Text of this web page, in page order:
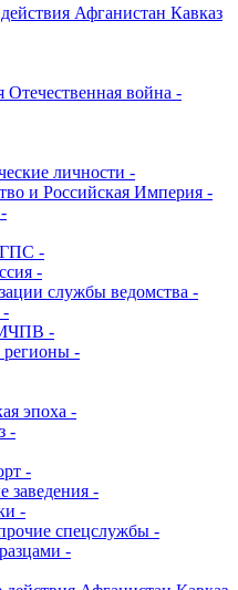
Афганистан Кавказ
Отечественная война -
личности -
и Российская Империя -
-
-
службы ведомства -
-
-
-
эпоха -
-
-
заведения -
-
спецслужбы -
-